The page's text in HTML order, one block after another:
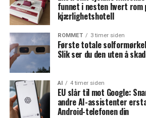
funnet i nesten hvert rom
kjærlighetshotell
ROMMET 3 timer siden
Første totale
Slik ser du den uten å
AI 4 timer siden
EU slår til mot Google:
andre AI-assistenter
Android-telefonen din